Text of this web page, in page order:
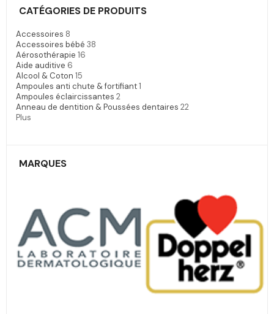
CATÉGORIES DE PRODUITS
Accessoires 8
Accessoires bébé 38
Aérosothérapie 16
Aide auditive 6
Alcool & Coton 15
Ampoules anti chute & fortifiant1
Ampoules éclaircissantes 2
Anneau de dentition & Poussées dentaires 22
Plus
MARQUES